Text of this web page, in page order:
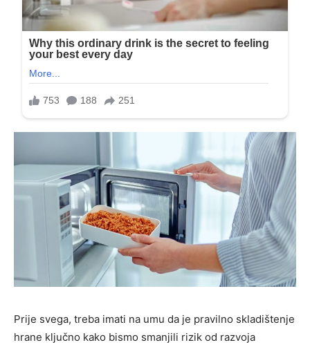
Prije svega, treba imati na umu da je pravilno skladištenje
hrane ključno kako bismo smanjili rizik od razvoja